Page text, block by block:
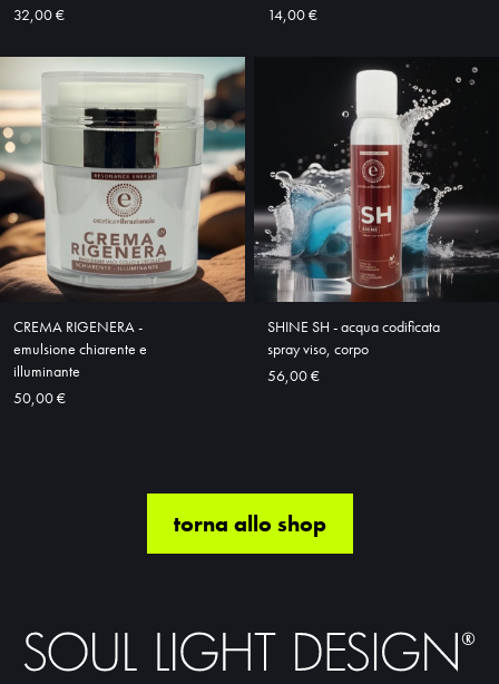
32,00 €
14,00 €
CREMA RIGENERA -
emulsione chiarente e
illuminante
50,00 €
SHINE SH - acqua codificata
spray viso, corpo
56,00 €
torna allo shop